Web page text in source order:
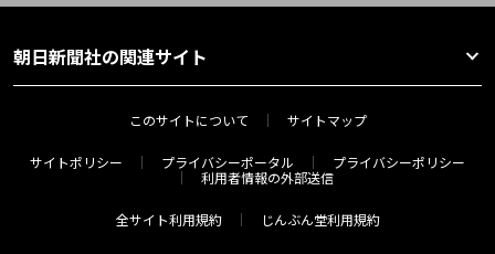
朝日新聞社の関連サイト
このサイトについて サイトマップ
サイトポリシー プライバシーポータル
プライバシーポリシー
利用者情報の外部送信
全サイト利用規約 じんぶん堂利用規約